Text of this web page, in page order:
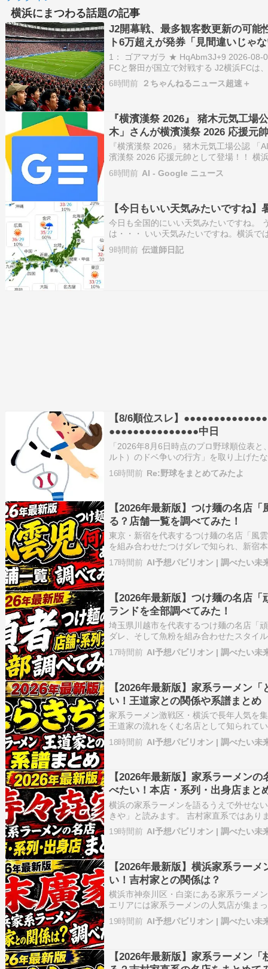
横浜にまつわる話題の記事
J2開幕戦、最多観客数更新の可能
ト6万超えが発券「見間違いじゃ
分以上招待券でしたw | 発券なの
1： ゴアマガラ ★ HqAbm3J+9 2026-08-
FCと磐田が国立で対戦する J2横浜FCは
ム（国立競技場）で開催するJ2第2節の
ケット発券枚数が6万枚を超えたことを
6時間前 ２ちゃんねるニュース超速＋
『横濱漢祭 2026』 猪木元気工場
木」さんが横濱漢祭 2026 応援元
DeNAベイスターズ
『横濱漢祭 2026』 猪木元気工場公認 「
濱漢祭 2026 応援元帥として登場！！ 横
6時間前 AI - Google ニュース
【今日もいい天気みたいですね】
今日も全国的にいい天気みたいですね。
は・・・ いい天気みたいですね。横浜で
ね。我が家付近では・・・ 一日中晴れみ
9時間前 伝道師日記
【8/6順位スレ】
●●●●●●●●●●●●●●●中日
「2026年8月6日時点のプロ野球順位表
ルト）のドベ争いの行方」を取り上げた
した！上位の首位争い・3位争いはもち
へ転落してしまった広島カープの状況や
16時間前 Re:野球をまとめてみたよ
【2026年最新版】つけ麺の名店
る？店舗一覧を調べてみた！
東京・新宿を代表するつけ麺の名店「風
を組み合わせたつけダレで知られ、新宿
ーメンファンが訪れています。 一時期は
していましたが、2025年に閉店した店舗
17時間前 AI予想パビリオン | 調べたい未
【2026年最新版】つけ麺の名店
ランドを全部調べてみた！
埼玉県川越市を代表するつけ麺の名店「
ダレ、そして魚粉を組み合わせたスタイ
麺文化に大きな影響を与えた名店です。
ると、 「頑者本店」 だけではありません
17時間前 AI予想パビリオン | 調べたい未
【2026年最新版】家系ラーメン
い！王道家との関係や系譜まとめ
家系ラーメン激戦区・横浜で長年人気を
王道家の流れをくむ名店として知られて
店。 しかしその後、元店長が「とらきち
継承し、さらに2025年には創業者が平塚
18時間前 AI予想パビリオン | 調べたい未
【2026年最新版】家系ラーメン
べたい！本店・系列・出身店まと
横浜の家系ラーメンを語るうえで外せな
きや」と読みます。 吉村家直系ではあり
史をたどると非常に重要な「本牧家」の
在は上星川の本店だけでなく、横浜市中
19時間前 AI予想パビリオン | 調べたい未
【2026年最新版】横浜家系ラー
い！吉村家との関係は？
横浜市神奈川区・白楽にある家系ラーメ
エリアには家系ラーメンの人気店が集ま
廣家は特別な存在です。 なぜなら末廣家
直系店だからです。 2026年には初とな
19時間前 AI予想パビリオン | 調べたい未
【2026年最新版】家系ラーメン